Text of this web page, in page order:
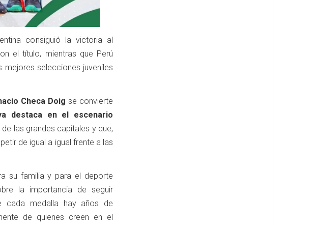
consiguió la victoria al
el título, mientras que Perú
selecciones juveniles
Checa Doigse convierte
destaca en el escenario
las grandes capitales y que,
de igual a igual frente a las
su familia y para el deporte
la importancia de seguir
cada medalla hay años de
de quienes creen en el